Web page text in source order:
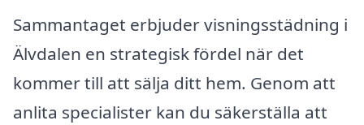
Sammantaget erbjuder visningsstädning i
Älvdalen en strategisk fördel när det
kommer till att sälja ditt hem. Genom att
anlita specialister kan du säkerställa att